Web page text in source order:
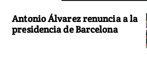
Antonio Álvarez renuncia a la
presidencia de Barcelona